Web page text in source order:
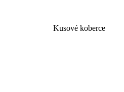
Kusové koberce